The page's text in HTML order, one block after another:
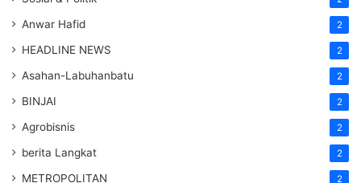
Anwar Hafid 2
HEADLINE NEWS 2
Asahan-Labuhanbatu 2
BINJAI 2
Agrobisnis 2
berita Langkat 2
METROPOLITAN 2